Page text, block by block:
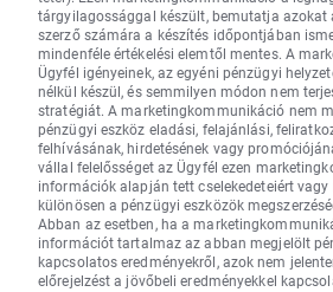
tárgyilagossággal készült, bemutatja azokat
szerző számára a készítés időpontjában
mindenféle értékelési elemtől mentes. A
Ügyfél igényeinek, az egyéni pénzügyi
nélkül készül, és semmilyen módon nem
stratégiát. A marketingkommunikáció nem
pénzügyi eszköz eladási, felajánlási,
felhívásának, hirdetésének vagy
vállal felelősséget az Ügyfél ezen
információk alapján tett cselekedeteiért
különösen a pénzügyi eszközök
Abban az esetben, ha a
információt tartalmaz az abban megjelölt
kapcsolatos eredményekről, azok nem
előrejelzést a jövőbeli eredményekkel